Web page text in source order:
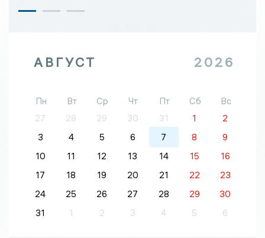
АВГУСТ 2026
Пн Вт Ср Чт Пт Сб
Вс
27
28 29 30 31 1
2
3
4 5 6 7 8
9
10
11 12 13 14 15
16
17
18 19 20 21 22
23
24
25 26 27 28 29
30
31
1 2 3 4 5 6